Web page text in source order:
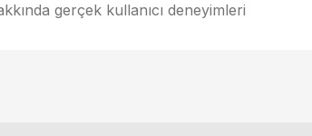
gerçek kullanıcı deneyimleri